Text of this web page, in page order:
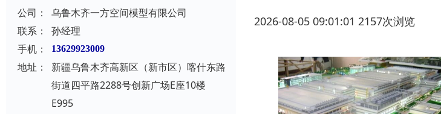
公司：
乌鲁木齐一方空间模型有限公司
联系：
孙经理
手机：
13629923009
地址：
新疆乌鲁木齐高新区（新市区）喀什东路
街道四平路2288号创新广场E座10楼
E995
2026-08-05 09:01:01 2157次浏览